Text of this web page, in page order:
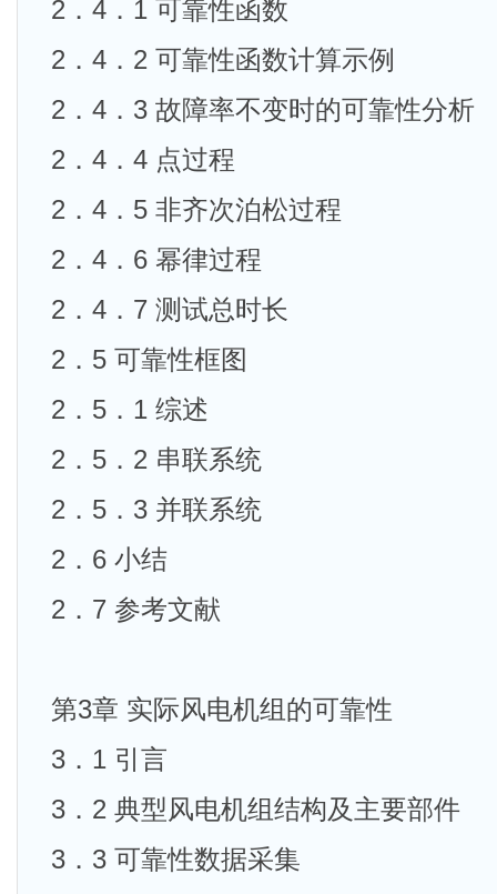
2．4．1 可靠性函数
2．4．2 可靠性函数计算示例
2．4．3 故障率不变时的可靠性分析
2．4．4 点过程
2．4．5 非齐次泊松过程
2．4．6 幂律过程
2．4．7 测试总时长
2．5 可靠性框图
2．5．1 综述
2．5．2 串联系统
2．5．3 并联系统
2．6 小结
2．7 参考文献
第3章 实际风电机组的可靠性
3．1 引言
3．2 典型风电机组结构及主要部件
3．3 可靠性数据采集